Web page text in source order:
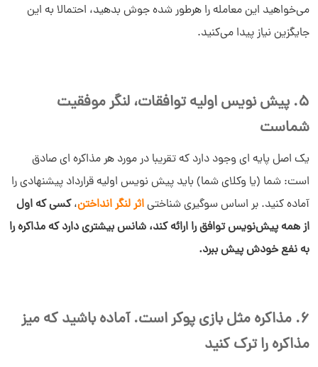
می‌خواهید این معامله را هرطور شده جوش بدهید، احتمالا به این
جایگزین نیاز پیدا می‌کنید.
5. پیش نویس اولیه توافقات، لنگر موفقیت
شماست
یک اصل پایه ای وجود دارد که تقریبا در مورد هر مذاکره ای صادق
است: شما (یا وکلای شما) باید پیش نویس اولیه قرارداد پیشنهادی را
آماده کنید. بر اساس سوگیری شناختیاثر لنگر انداختن،کسی که اول
از همه پیش‌نویس توافق را ارائه کند، شانس بیشتری دارد که مذاکره را
به نفع خودش پیش ببرد.
6. مذاکره مثل بازی پوکر است. آماده باشید که میز
مذاکره را ترک کنید
سلام به شما :)